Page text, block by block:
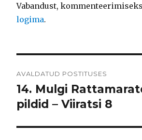
Vabandust,
logima.
AVALDATUD POSTITUSES
14. Mulgi
pildid – Viiratsi 8